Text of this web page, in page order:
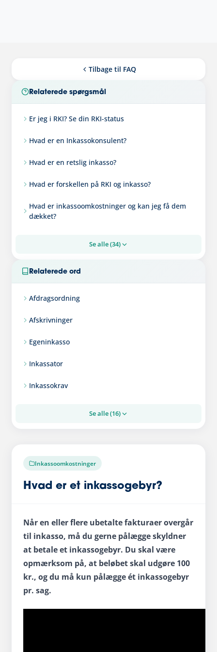
Inkassoomkostninger
Hvad er et inkassogebyr?
Når en eller flere ubetalte fakturaer overgår
til inkasso, må du gerne pålægge skyldner
at betale et inkassogebyr. Du skal være
opmærksom på, at beløbet skal udgøre 100
kr., og du må kun pålægge ét inkassogebyr
pr. sag.
Tilbage til FAQ
Relaterede spørgsmål
Er jeg i RKI? Se din RKI-status
Hvad er en Inkassokonsulent?
Hvad er en retslig inkasso?
Hvad er forskellen på RKI og inkasso?
Hvad er inkassoomkostninger og kan jeg få dem
dækket?
Se alle (34)
Relaterede ord
Afdragsordning
Afskrivninger
Egeninkasso
Inkassator
Inkassokrav
Se alle (16)